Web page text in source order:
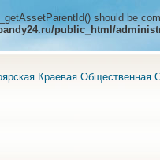
should be
public_html/
Краевая Общественная